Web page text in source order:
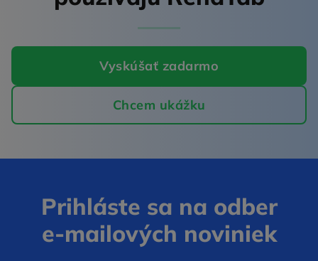
Vyskúšať zadarmo
Chcem ukážku
Prihláste sa na odber
e‑mailových noviniek